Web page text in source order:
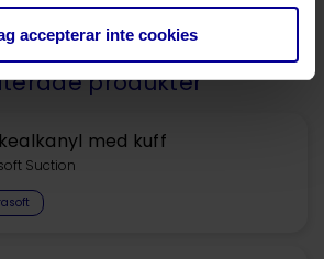
accepterar inte cookies
produkter
med kuff
Suction